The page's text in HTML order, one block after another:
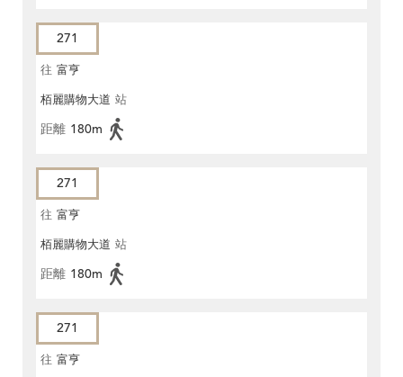
271
往 富亨
栢麗購物大道 站
距離 180m
271
往 富亨
栢麗購物大道 站
距離 180m
271
往 富亨